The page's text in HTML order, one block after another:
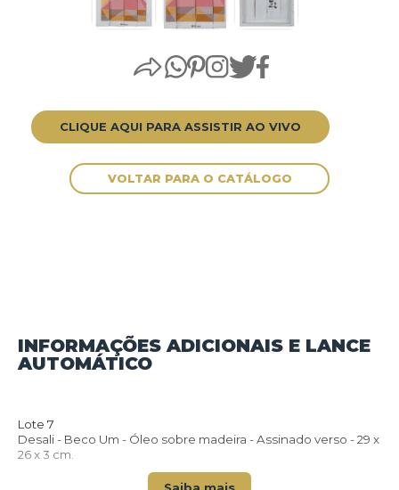
INFORMAÇÕES ADICIONAIS E LANCE
AUTOMÁTICO
Lote 7
Desali - Beco Um - Óleo sobre madeira - Assinado verso - 29 x
26 x 3 cm.
CLIQUE AQUI PARA ASSISTIR AO VIVO